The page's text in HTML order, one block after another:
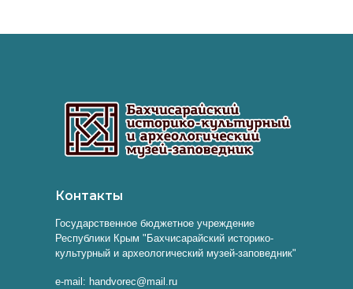
Контакты
Государственное бюджетное учреждение
Республики Крым "Бахчисарайский историко-
культурный и археологический музей-заповедник"
e-mail: handvorec@mail.ru